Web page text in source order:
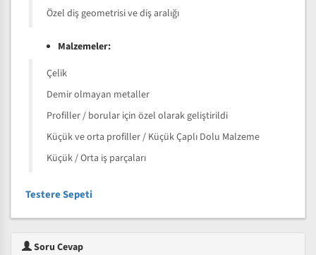
Özel diş geometrisi ve diş aralığı
Malzemeler:
Çelik
Demir olmayan metaller
Profiller / borular için özel olarak geliştirildi
Küçük ve orta profiller / Küçük Çaplı Dolu Malzeme
Küçük / Orta iş parçaları
Testere Sepeti
Soru Cevap